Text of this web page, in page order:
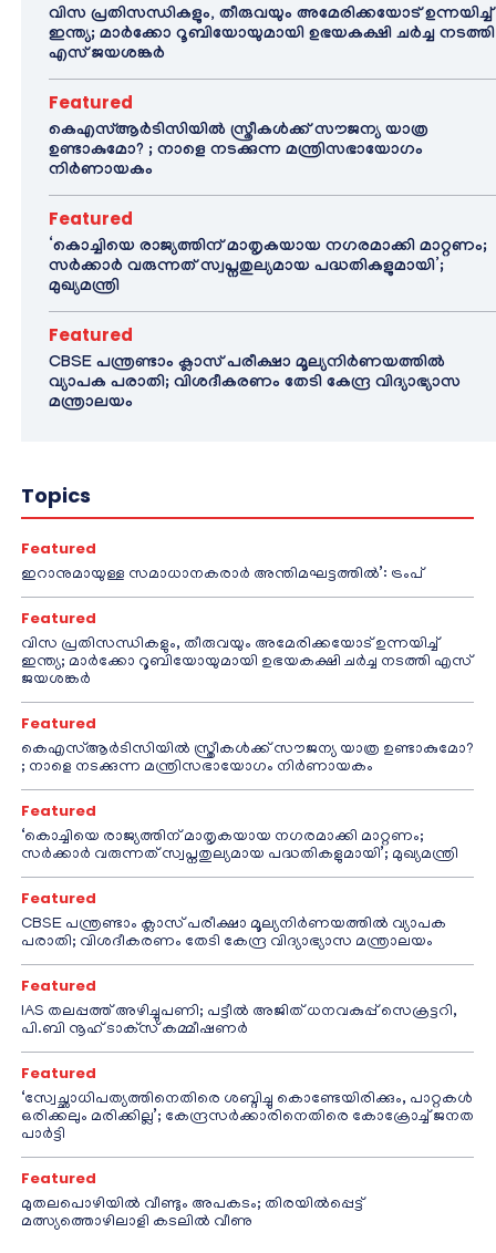
വിസ പ്രതിസന്ധികളും, തീരുവയും അമേരിക്കയോട് ഉന്നയിച്ച്
ഇന്ത്യ; മാർക്കോ റൂബിയോയുമായി ഉഭയകക്ഷി ചർച്ച നടത്തി
എസ് ജയശങ്കർ
Featured
കെഎസ്ആർടിസിയിൽ സ്ത്രീകൾക്ക് സൗജന്യ യാത്ര
ഉണ്ടാകുമോ? ; നാളെ നടക്കുന്ന മന്ത്രിസഭായോഗം
നിർണായകം
Featured
‘കൊച്ചിയെ രാജ്യത്തിന് മാതൃകയായ നഗരമാക്കി മാറ്റണം;
സർക്കാർ വരുന്നത് സ്വപ്നതുല്യമായ പദ്ധതികളുമായി’;
മുഖ്യമന്ത്രി
Featured
CBSE പന്ത്രണ്ടാം ക്ലാസ് പരീക്ഷാ മൂല്യനിർണയത്തിൽ
വ്യാപക പരാതി; വിശദീകരണം തേടി കേന്ദ്ര വിദ്യാഭ്യാസ
മന്ത്രാലയം
Topics
Featured
ഇറാനുമായുള്ള സമാധാനകരാർ അന്തിമഘട്ടത്തിൽ‌’: ട്രംപ്
Featured
വിസ പ്രതിസന്ധികളും, തീരുവയും അമേരിക്കയോട് ഉന്നയിച്ച്
ഇന്ത്യ; മാർക്കോ റൂബിയോയുമായി ഉഭയകക്ഷി ചർച്ച നടത്തി എസ്
ജയശങ്കർ
Featured
കെഎസ്ആർടിസിയിൽ സ്ത്രീകൾക്ക് സൗജന്യ യാത്ര ഉണ്ടാകുമോ?
; നാളെ നടക്കുന്ന മന്ത്രിസഭായോഗം നിർണായകം
Featured
‘കൊച്ചിയെ രാജ്യത്തിന് മാതൃകയായ നഗരമാക്കി മാറ്റണം;
സർക്കാർ വരുന്നത് സ്വപ്നതുല്യമായ പദ്ധതികളുമായി’; മുഖ്യമന്ത്രി
Featured
CBSE പന്ത്രണ്ടാം ക്ലാസ് പരീക്ഷാ മൂല്യനിർണയത്തിൽ വ്യാപക
പരാതി; വിശദീകരണം തേടി കേന്ദ്ര വിദ്യാഭ്യാസ മന്ത്രാലയം
Featured
IAS തലപ്പത്ത് അഴിച്ചുപണി; പട്ടീല്‍ അജിത് ധനവകുപ്പ് സെക്രട്ടറി,
പി.ബി നൂഹ് ടാക്‌സ് കമ്മീഷണര്‍
Featured
‘സ്വേച്ഛാധിപത്യത്തിനെതിരെ ശബ്ദിച്ചു കൊണ്ടേയിരിക്കും, പാറ്റകൾ
ഒരിക്കലും മരിക്കില്ല’; കേന്ദ്രസർക്കാരിനെതിരെ കോക്രോച്ച് ജനത
പാർട്ടി
Featured
മുതലപൊഴിയിൽ വീണ്ടും അപകടം; തിരയിൽപ്പെട്ട്
മത്സ്യത്തൊഴിലാളി കടലിൽ വീണു